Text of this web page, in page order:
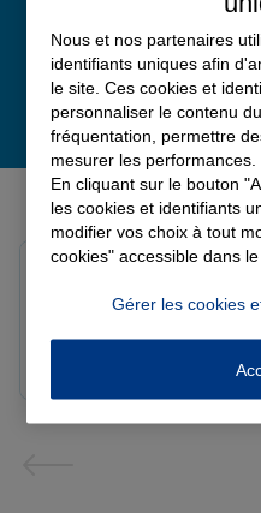
Derniers avis de
Le 07/08/2026 - Agence
Merci à Madi pour son
Réactif et efficace le
Nous et nos partenaires
identifiants uniques afin
le site. Ces cookies et
personnaliser le contenu
fréquentation, permettre
mesurer les performances.
En cliquant sur le bouton
les cookies et identifiants
modifier vos choix à tout
cookies" accessible dans
Gérer les cookies